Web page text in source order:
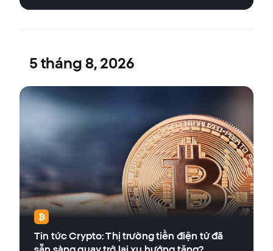
5 tháng 8, 2026
Tin tức Crypto: Thị trường tiền điện tử đã